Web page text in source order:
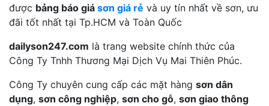
được bảng báo giá sơn giá rẻ và uy tín nhất về sơn, ưu
đãi tốt nhất tại Tp.HCM và Toàn Quốc
dailyson247.com là trang website chính thức của
Công Ty Tnhh Thương Mại Dịch Vụ Mai Thiên Phúc.
Công Ty chuyên cung cấp các mặt hàng sơn dân
dụng, sơn công nghiệp, sơn cho gỗ, sơn giao thông